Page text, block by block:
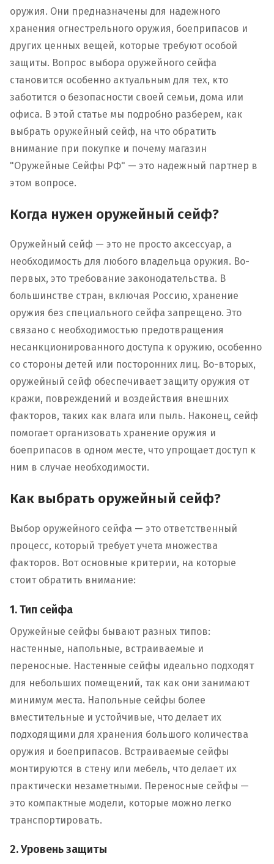
оружия. Они предназначены для надежного
хранения огнестрельного оружия, боеприпасов и
других ценных вещей, которые требуют особой
защиты. Вопрос выбора оружейного сейфа
становится особенно актуальным для тех, кто
заботится о безопасности своей семьи, дома или
офиса. В этой статье мы подробно разберем, как
выбрать оружейный сейф, на что обратить
внимание при покупке и почему магазин
"Оружейные Сейфы РФ" — это надежный партнер в
этом вопросе.
Когда нужен оружейный сейф?
Оружейный сейф — это не просто аксессуар, а
необходимость для любого владельца оружия. Во-
первых, это требование законодательства. В
большинстве стран, включая Россию, хранение
оружия без специального сейфа запрещено. Это
связано с необходимостью предотвращения
несанкционированного доступа к оружию, особенно
со стороны детей или посторонних лиц. Во-вторых,
оружейный сейф обеспечивает защиту оружия от
кражи, повреждений и воздействия внешних
факторов, таких как влага или пыль. Наконец, сейф
помогает организовать хранение оружия и
боеприпасов в одном месте, что упрощает доступ к
ним в случае необходимости.
Как выбрать оружейный сейф?
Выбор оружейного сейфа — это ответственный
процесс, который требует учета множества
факторов. Вот основные критерии, на которые
стоит обратить внимание:
1. Тип сейфа
Оружейные сейфы бывают разных типов:
настенные, напольные, встраиваемые и
переносные. Настенные сейфы идеально подходят
для небольших помещений, так как они занимают
минимум места. Напольные сейфы более
вместительные и устойчивые, что делает их
подходящими для хранения большого количества
оружия и боеприпасов. Встраиваемые сейфы
монтируются в стену или мебель, что делает их
практически незаметными. Переносные сейфы —
это компактные модели, которые можно легко
транспортировать.
2. Уровень защиты